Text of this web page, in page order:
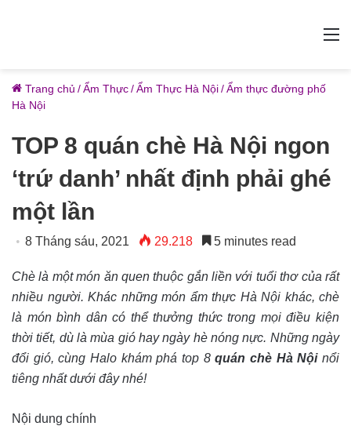
Trang chủ /Ẩm Thực/Ẩm Thực Hà Nội/Ẩm thực đường phố
Hà Nội
TOP 8 quán chè Hà Nội ngon
‘trứ danh’ nhất định phải ghé
một lần
8 Tháng sáu, 2021 29.218 5 minutes read
Chè là một món ăn quen thuộc gắn liền với tuổi thơ của rất
nhiều người. Khác những món ẩm thực Hà Nội khác, chè
là món bình dân có thể thưởng thức trong mọi điều kiện
thời tiết, dù là mùa gió hay ngày hè nóng nực. Những ngày
đổi gió, cùng Halo khám phá top 8quán chè Hà Nộinổi
tiêng nhất dưới đây nhé!
Nội dung chính